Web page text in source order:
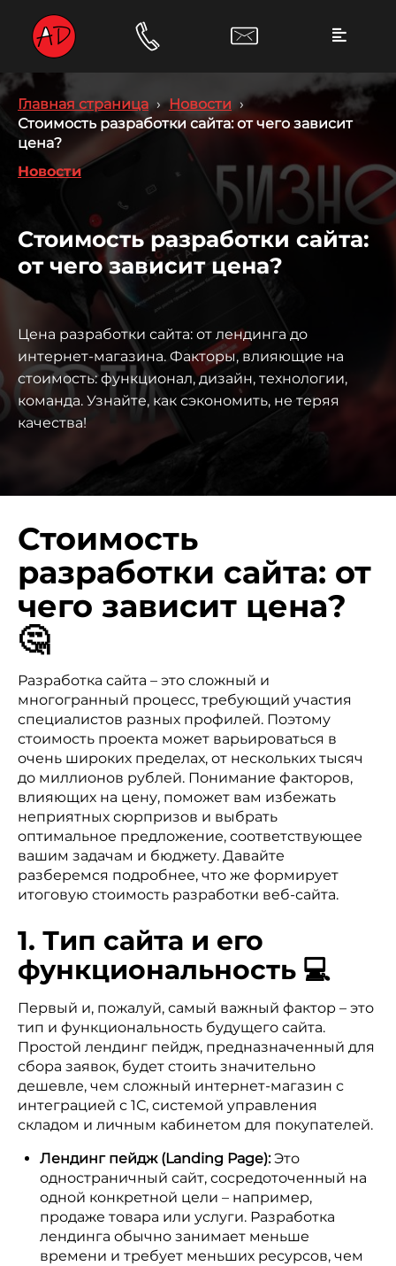
Главная страница › Новости ›
Стоимость разработки сайта: от чего зависит
цена?
Новости
Стоимость разработки сайта:
от чего зависит цена?
Цена разработки сайта: от лендинга до
интернет-магазина. Факторы, влияющие на
стоимость: функционал, дизайн, технологии,
команда. Узнайте, как сэкономить, не теряя
качества!
Стоимость
разработки сайта: от
чего зависит цена?
🤔
Разработка сайта – это сложный и
многогранный процесс, требующий участия
специалистов разных профилей. Поэтому
стоимость проекта может варьироваться в
очень широких пределах, от нескольких тысяч
до миллионов рублей. Понимание факторов,
влияющих на цену, поможет вам избежать
неприятных сюрпризов и выбрать
оптимальное предложение, соответствующее
вашим задачам и бюджету. Давайте
разберемся подробнее, что же формирует
итоговую стоимость разработки веб-сайта.
1. Тип сайта и его
функциональность 💻
Первый и, пожалуй, самый важный фактор – это
тип и функциональность будущего сайта.
Простой лендинг пейдж, предназначенный для
сбора заявок, будет стоить значительно
дешевле, чем сложный интернет-магазин с
интеграцией с 1С, системой управления
складом и личным кабинетом для покупателей.
Лендинг пейдж (Landing Page):Это
одностраничный сайт, сосредоточенный на
одной конкретной цели – например,
продаже товара или услуги. Разработка
лендинга обычно занимает меньше
времени и требует меньших ресурсов, чем